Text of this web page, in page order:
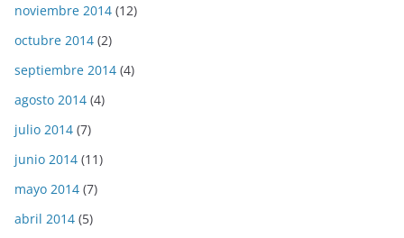
noviembre 2014 (12)
octubre 2014 (2)
septiembre 2014 (4)
agosto 2014 (4)
julio 2014 (7)
junio 2014 (11)
mayo 2014 (7)
abril 2014 (5)